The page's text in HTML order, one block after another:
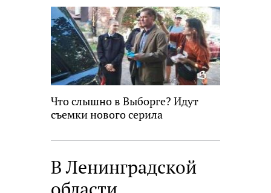
Что слышно в Выборге? Идут
съемки нового серила
В Ленинградской